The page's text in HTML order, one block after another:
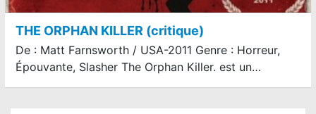
THE ORPHAN KILLER (critique)
De : Matt Farnsworth / USA-2011 Genre : Horreur,
Épouvante, Slasher The Orphan Killer. est un…